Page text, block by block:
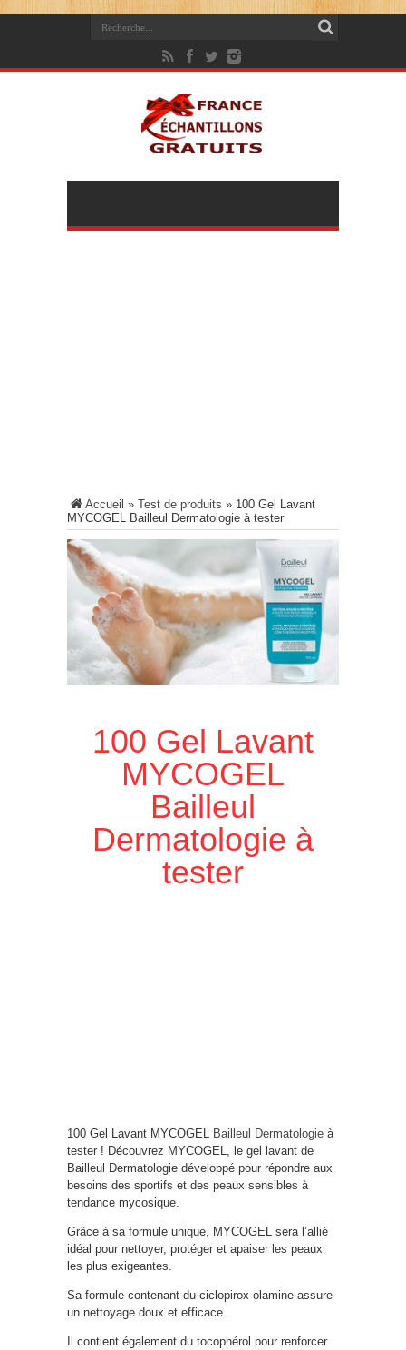
Accueil » Test de produits » 100 Gel Lavant
MYCOGEL Bailleul Dermatologie à tester
100 Gel Lavant
MYCOGEL
Bailleul
Dermatologie à
tester
100 Gel Lavant MYCOGEL Bailleul Dermatologie à
tester ! Découvrez MYCOGEL, le gel lavant de
Bailleul Dermatologie développé pour répondre aux
besoins des sportifs et des peaux sensibles à
tendance mycosique.
Grâce à sa formule unique, MYCOGEL sera l’allié
idéal pour nettoyer, protéger et apaiser les peaux
les plus exigeantes.
Sa formule contenant du ciclopirox olamine assure
un nettoyage doux et efficace.
Il contient également du tocophérol pour renforcer